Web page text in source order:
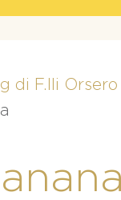
di F.lli Orsero